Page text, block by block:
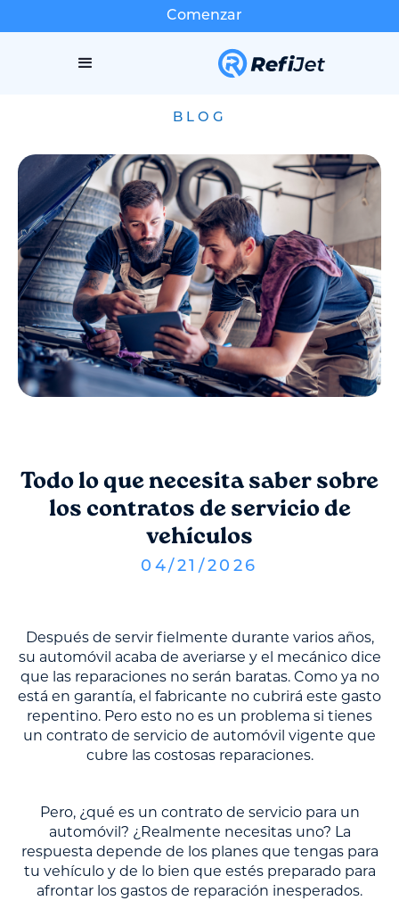
Comenzar
BLOG
Todo lo que necesita saber sobre
los contratos de servicio de
vehículos
04/ 21 / 2026
Después de servir fielmente durante varios años,
su automóvil acaba de averiarse y el mecánico dice
que las reparaciones no serán baratas. Como ya no
está en garantía, el fabricante no cubrirá este gasto
repentino. Pero esto no es un problema si tienes
un contrato de servicio de automóvil vigente que
cubre las costosas reparaciones.
Pero, ¿qué es un contrato de servicio para un
automóvil? ¿Realmente necesitas uno? La
respuesta depende de los planes que tengas para
tu vehículo y de lo bien que estés preparado para
afrontar los gastos de reparación inesperados.